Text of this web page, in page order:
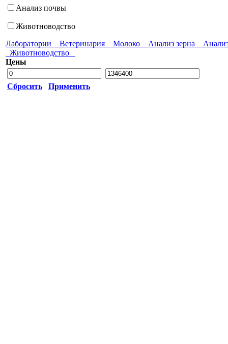
Анализ почвы
Животноводство
Лаборатории
Ветеринария Молоко Анализ зерна
Животноводство
Цены
Сбросить Применить